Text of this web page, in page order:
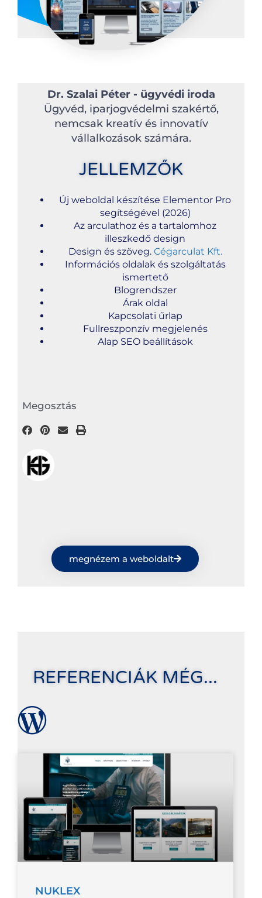
megnézem a weboldalt
Dr. Szalai Péter - ügyvédi iroda
Ügyvéd, iparjogvédelmi szakértő,
nemcsak kreatív és innovatív
vállalkozások számára.
JELLEMZŐK
Új weboldal készítése Elementor Pro
segítségével (2026)
Az arculathoz és a tartalomhoz
illeszkedő design
Design és szöveg. Cégarculat Kft.
Információs oldalak és szolgáltatás
ismertető
Blogrendszer
Árak oldal
Kapcsolati űrlap
Fullreszponzív megjelenés
Alap SEO beállítások
Megosztás
REFERENCIÁK MÉG...
NUKLEX